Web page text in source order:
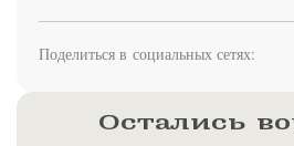
Поделиться в социальных сетях:
Остались